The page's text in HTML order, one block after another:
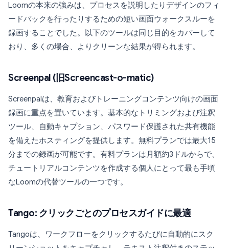
Loomの本来の強みは、プロセスを説明したりデザインのフィ
ードバックを行ったりするための短い画面ウォークスルーを
録画することでした。以下のツールは同じ目的をカバーして
おり、多くの場合、よりクリーンな結果が得られます。
Screenpal (旧Screencast-o-matic)
Screenpalは、教育およびトレーニングコンテンツ向けの画面
録画に重点を置いています。基本的なトリミングおよび注釈
ツール、自動キャプション、パスワード保護された共有機能
を備えたホスティングを提供します。無料プランでは最大15
分までの録画が可能です。有料プランは月額約3ドルからで、
チュートリアルコンテンツを作成する個人にとって最も手頃
なLoomの代替ツールの一つです。
Tango: クリックごとのプロセスガイドに最適
Tangoは、ワークフローをクリックするたびに自動的にスク